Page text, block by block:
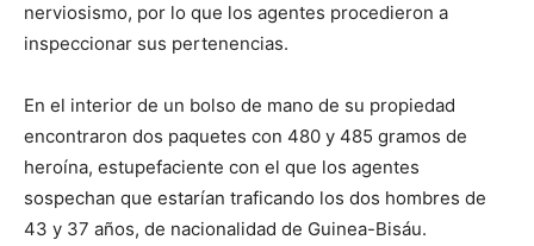
nerviosismo, por lo que los agentes procedieron a
inspeccionar sus pertenencias.
En el interior de un bolso de mano de su propiedad
encontraron dos paquetes con 480 y 485 gramos de
heroína, estupefaciente con el que los agentes
sospechan que estarían traficando los dos hombres de
43 y 37 años, de nacionalidad de Guinea-Bisáu.